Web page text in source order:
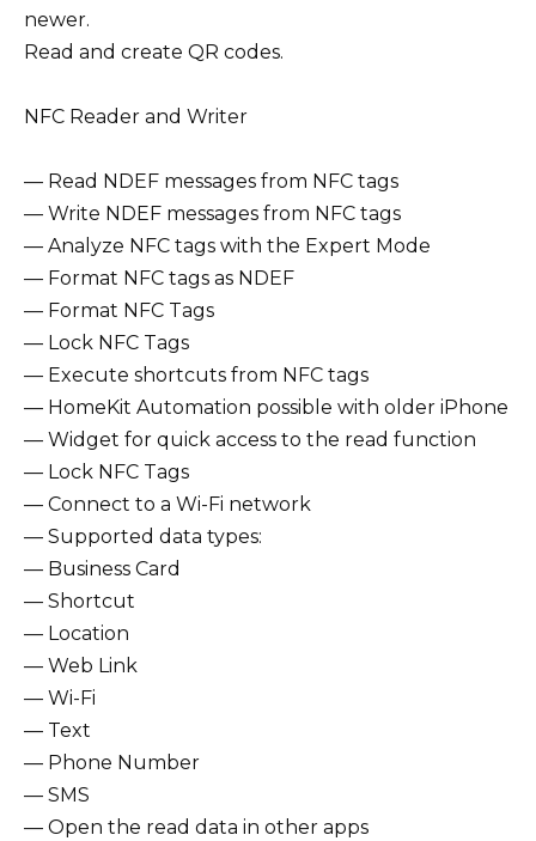
newer.
Read and create QR codes.
NFC Reader and Writer
— Read NDEF messages from NFC tags
— Write NDEF messages from NFC tags
— Analyze NFC tags with the Expert Mode
— Format NFC tags as NDEF
— Format NFC Tags
— Lock NFC Tags
— Execute shortcuts from NFC tags
— HomeKit Automation possible with older iPhone
— Widget for quick access to the read function
— Lock NFC Tags
— Connect to a Wi-Fi network
— Supported data types:
— Business Card
— Shortcut
— Location
— Web Link
— Wi-Fi
— Text
— Phone Number
— SMS
— Open the read data in other apps